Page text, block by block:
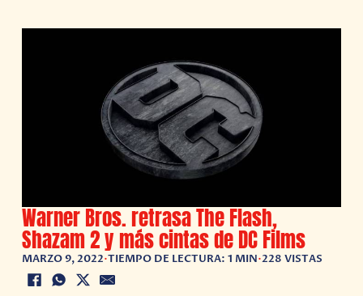
Warner Bros. retrasa The Flash,
Shazam 2 y más cintas de DC Films
MARZO 9, 2022•TIEMPO DE LECTURA: 1 MIN•228 VISTAS